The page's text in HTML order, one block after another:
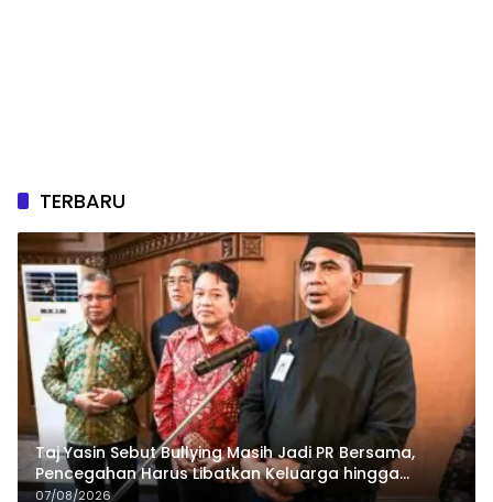
TERBARU
Taj Yasin Sebut Bullying Masih Jadi PR Bersama,
Pencegahan Harus Libatkan Keluarga hingga
Pesantren
07/08/2026